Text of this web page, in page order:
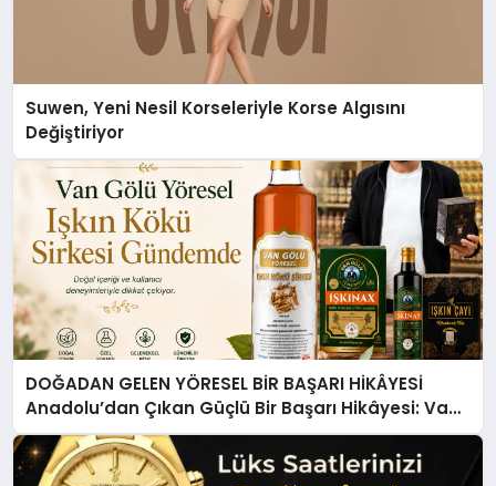
Suwen, Yeni Nesil Korseleriyle Korse Algısını
Değiştiriyor
DOĞADAN GELEN YÖRESEL BİR BAŞARI HİKÂYESİ
Anadolu’dan Çıkan Güçlü Bir Başarı Hikâyesi: Van
Gölü Yöresel Işkın Kökü Sirkesi